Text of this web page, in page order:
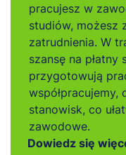
pracujesz w
studiów, możesz
zatrudnienia. W
szansę na
przygotowują
stanowisk, co
zawodowe.
Dowiedz się